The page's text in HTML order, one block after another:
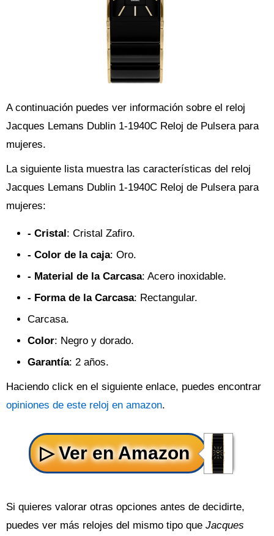
A continuación puedes ver información sobre el reloj
Jacques Lemans Dublin 1-1940C Reloj de Pulsera para
mujeres.
La siguiente lista muestra las características del reloj
Jacques Lemans Dublin 1-1940C Reloj de Pulsera para
mujeres:
- Cristal: Cristal Zafiro.
- Color de la caja: Oro.
- Material de la Carcasa: Acero inoxidable.
- Forma de la Carcasa: Rectangular.
Carcasa.
Color: Negro y dorado.
Garantía: 2 años.
Haciendo click en el siguiente enlace, puedes encontrar
opiniones de este reloj en amazon.
Si quieres valorar otras opciones antes de decidirte,
puedes ver más relojes del mismo tipo que Jacques